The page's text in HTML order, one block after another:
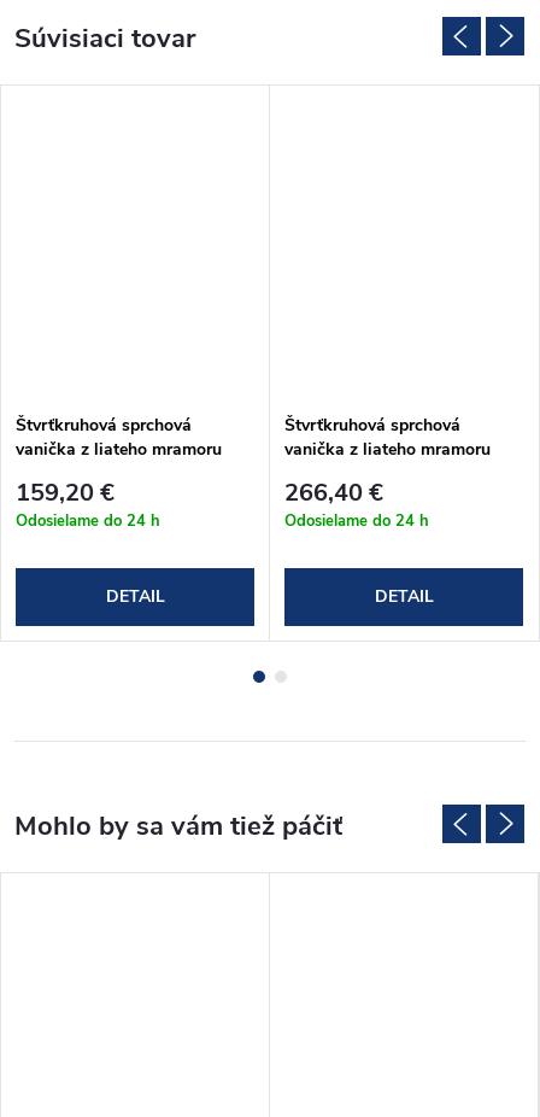
Súvisiaci tovar
Štvrťkruhová sprchová
vanička z liateho mramoru
159,20 €
Odosielame do 24 h
DETAIL
Štvrťkruhová sprchová
vanička z liateho mramoru
266,40 €
Odosielame do 24 h
DETAIL